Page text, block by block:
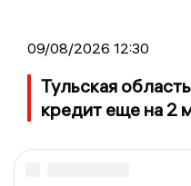
09/08/2026 12:30
Тульская
кредит еще на 2